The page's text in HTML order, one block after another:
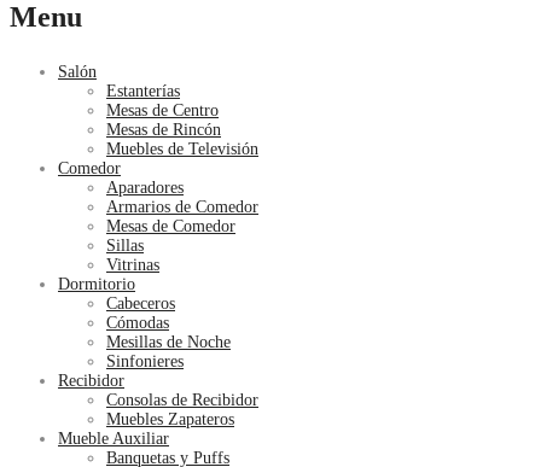
Menu
Salón
Estanterías
Mesas de Centro
Mesas de Rincón
Muebles de Televisión
Comedor
Aparadores
Armarios de Comedor
Mesas de Comedor
Sillas
Vitrinas
Dormitorio
Cabeceros
Cómodas
Mesillas de Noche
Sinfonieres
Recibidor
Consolas de Recibidor
Muebles Zapateros
Mueble Auxiliar
Banquetas y Puffs